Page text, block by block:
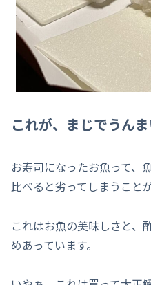
これが、まじでうんま
お寿司になったお魚って、
比べると劣ってしまうこと
これはお魚の美味しさと、
めあっています。